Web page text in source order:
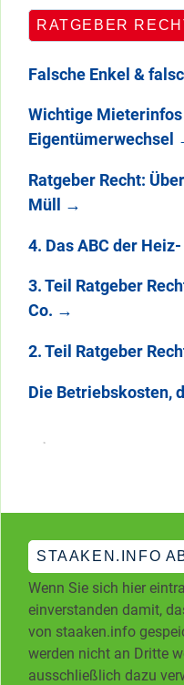
RATGEBER
Falsche Enkel &
Wichtige
Eigentümerwechsel
Ratgeber Recht:
Müll
→
4. Das ABC der
3. Teil Ratgeber
Co. →
2. Teil Ratgeber
Die Betriebskosten,
STAAKEN.INFO
Wenn Sie sich hier
einverstanden damit,
von staaken.info
werden nicht an Dritte
ausschließlich dazu